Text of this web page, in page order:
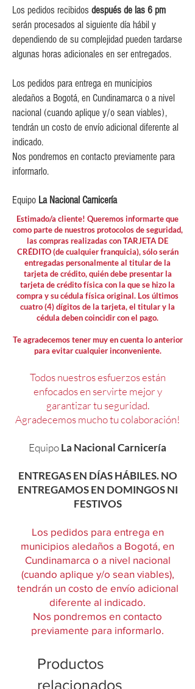
$150,000 y $349,999.
$10,000 para pedidos entre
$80,000 y $149,999.
$15,000 para pedidos menores de
$80,000
Los pedidos recibidos después de las 6 pm
serán procesados al siguiente día hábil y
dependiendo de su complejidad pueden tardarse
algunas horas adicionales en ser entregados.
Los pedidos para entrega en municipios
aledaños a Bogotá, en Cundinamarca o a nivel
nacional (cuando aplique y/o sean viables),
tendrán un costo de envío adicional diferente al
indicado.
Nos pondremos en contacto previamente para
informarlo.
Equipo La Nacional Carnicería
Estimado/a cliente! Queremos informarte que
como parte de nuestros protocolos de seguridad,
las compras realizadas con TARJETA DE
CRÉDITO (de cualquier franquicia), sólo serán
entregadas personalmente al titular de la
tarjeta de crédito, quién debe presentar la
tarjeta de crédito física con la que se hizo la
compra y su cédula física original. Los últimos
cuatro (4) dígitos de la tarjeta, el titular y la
cédula deben coincidir con el pago.
Te agradecemos tener muy en cuenta lo anterior
para evitar cualquier inconveniente.
Todos nuestros esfuerzos están
enfocados en servirte mejor y
garantizar tu seguridad.
Agradecemos mucho tu colaboración!
EquipoLa Nacional Carnicería
ENTREGAS EN DÍAS HÁBILES. NO
ENTREGAMOS EN DOMINGOS NI
FESTIVOS
Los pedidos para entrega en
municipios aledaños a Bogotá, en
Cundinamarca o a nivel nacional
(cuando aplique y/o sean viables),
tendrán un costo de envío adicional
diferente al indicado.
Nos pondremos en contacto
previamente para informarlo.
Productos
relacionados